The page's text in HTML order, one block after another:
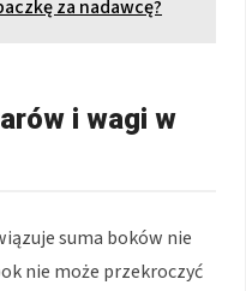
za nadawcę?
i wagi w
suma boków nie
nie może przekroczyć